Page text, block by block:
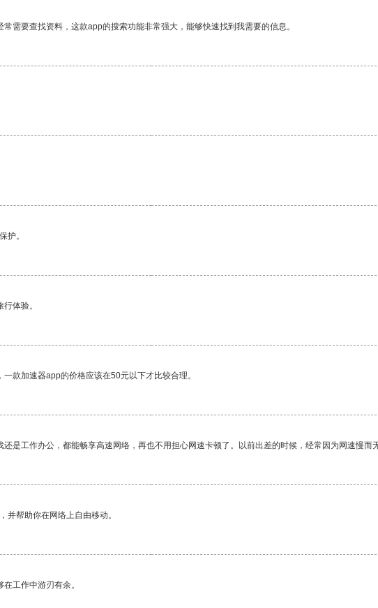
需要查找资料，这款app的搜索功能非常强大，能够快速找到我需要的信息。
护。
体验。
款加速器app的价格应该在50元以下才比较合理。
是工作办公，都能畅享高速网络，再也不用担心网速卡顿了。以前出差的时候，经常因为网速慢而
并帮助你在网络上自由移动。
工作中游刃有余。